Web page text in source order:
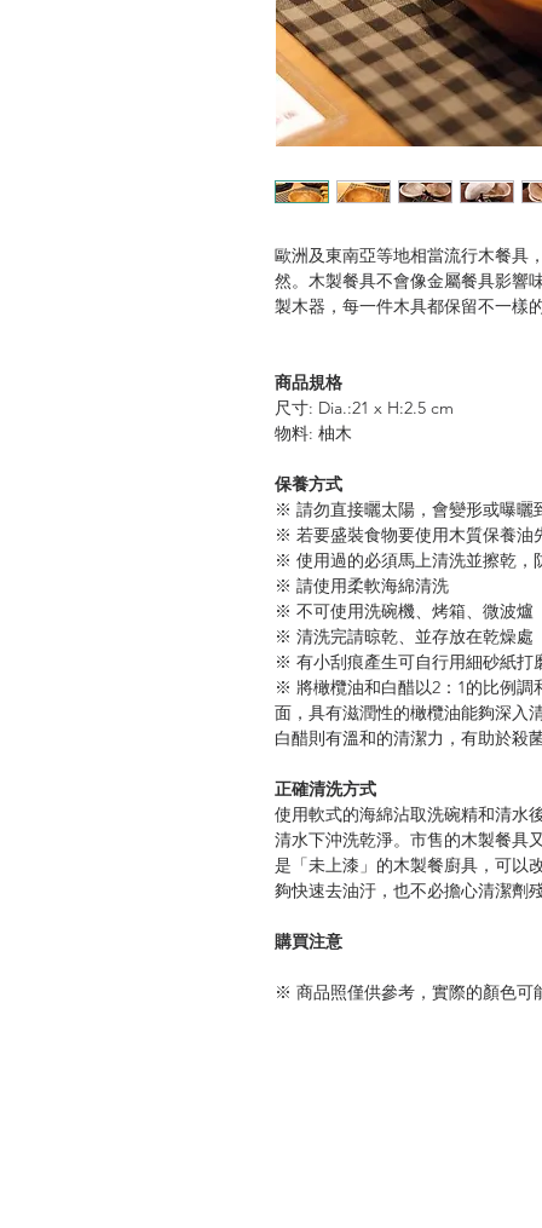
歐洲及東南亞等地相當流行木餐具
然。木製餐具不會像金屬餐具影響
製木器，每一件木具都保留不一樣
商品規格
尺寸: Dia.:21 x H:2.5 cm
物料: 柚木
保養方式
※ 請勿直接曬太陽，會變形或曝曬
※ 若要盛裝食物要使用木質保養油
※ 使用過的必須馬上清洗並擦乾，
※ 請使用柔軟海綿清洗
※ 不可使用洗碗機、烤箱、微波爐
※ 清洗完請晾乾、並存放在乾燥處
※ 有小刮痕產生可自行用細砂紙打
※ 將橄欖油和白醋以2：1的比例調
面，具有滋潤性的橄欖油能夠深入
白醋則有溫和的清潔力，有助於殺
正確清洗方式
使用軟式的海綿沾取洗碗精和清水
清水下沖洗乾淨。市售的木製餐具
是「未上漆」的木製餐廚具，可以
夠快速去油汙，也不必擔心清潔劑
購買注意
※ 商品照僅供參考，實際的顏色可